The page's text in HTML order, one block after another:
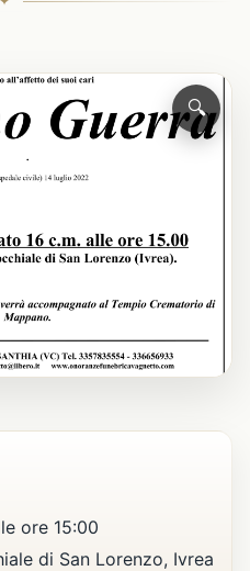
🔍
ore 15:00
di San Lorenzo, Ivrea